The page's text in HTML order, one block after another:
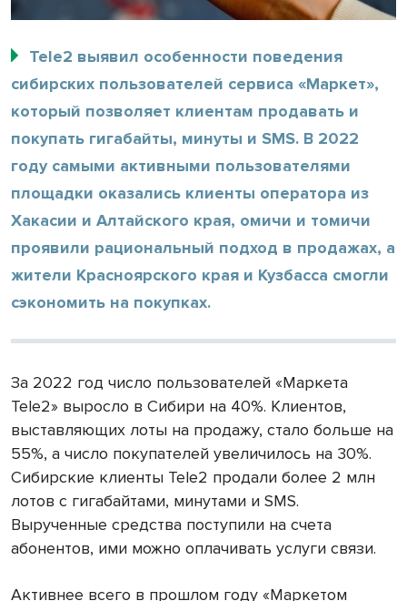
Tele2 выявил особенности поведения
сибирских пользователей сервиса «Маркет»,
который позволяет клиентам продавать и
покупать гигабайты, минуты и SMS. В 2022
году самыми активными пользователями
площадки оказались клиенты оператора из
Хакасии и Алтайского края, омичи и томичи
проявили рациональный подход в продажах, а
жители Красноярского края и Кузбасса смогли
сэкономить на покупках.
За 2022 год число пользователей «Маркета
Tele2» выросло в Сибири на 40%. Клиентов,
выставляющих лоты на продажу, стало больше на
55%, а число покупателей увеличилось на 30%.
Сибирские клиенты Tele2 продали более 2 млн
лотов с гигабайтами, минутами и SMS.
Вырученные средства поступили на счета
абонентов, ими можно оплачивать услуги связи.
Активнее всего в прошлом году «Маркетом